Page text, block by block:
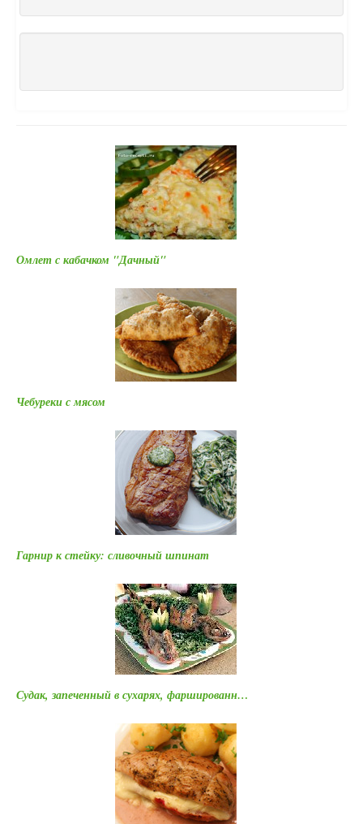
Омлет с кабачком "Дачный"
Чебуреки с мясом
Гарнир к стейку: сливочный шпинат
Судак, запеченный в сухарях, фаршированн…